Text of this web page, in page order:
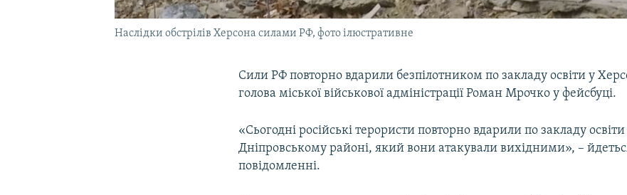
Наслідки обстрілів Херсона силами РФ, фото ілюстративне
Сили РФ повторно вдарили безпілотником по закладу освіти у
голова міської військової адміністрації Роман Мрочко у фейсбуці.
«Сьогодні російські терористи повторно вдарили по закладу освіти
Дніпровському районі, який вони атакували вихідними», –
повідомленні.